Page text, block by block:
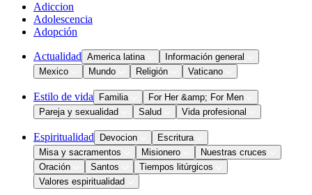
Adiccion
Adolescencia
Adopción
Actualidad America latina
Información general
Mexico
Mundo Religión Vaticano
Estilo de vida Familia
For Her &amp; For Men
Pareja y sexualidad
Salud Vida profesional
Espiritualidad Devocion
Escritura
Misa y sacramentos
Misionero
Nuestras cruces
Oración
Santos
Tiempos litúrgicos
Valores espiritualidad